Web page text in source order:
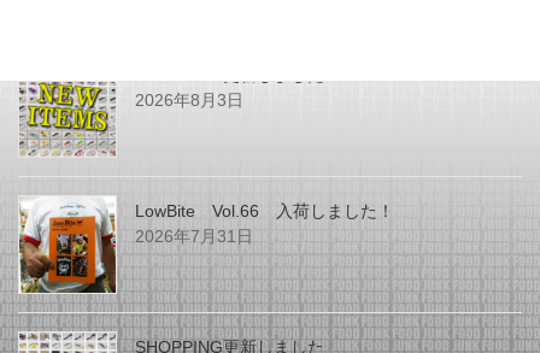
2026年8月3日
LowBite Vol.66 入荷しました！
2026年7月31日
SHOPPING更新しました